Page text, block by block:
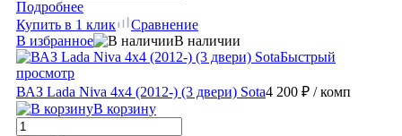
Подробнее
Купить в 1 клик
Сравнение
В избранное
В наличии
Быстрый
просмотр
ВАЗ Lada Niva 4x4 (2012-) (3 двери) Sota4 200 ₽ / комп
В корзину